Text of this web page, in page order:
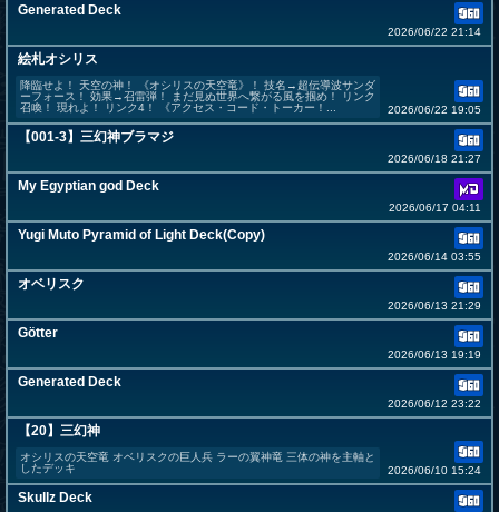
Generated Deck
2026/06/22 21:14
絵札オシリス
降臨せよ！ 天空の神！ 《オシリスの天空竜》！ 技名→超伝導波サンダ
ーフォース！ 効果→召雷弾！ まだ見ぬ世界へ繋がる風を掴め！ リンク
召喚！ 現れよ！ リンク4！ 《アクセス・コード・トーカー！...
2026/06/22 19:05
【001-3】三幻神ブラマジ
2026/06/18 21:27
My Egyptian god Deck
2026/06/17 04:11
Yugi Muto Pyramid of Light Deck(Copy)
2026/06/14 03:55
オベリスク
2026/06/13 21:29
Götter
2026/06/13 19:19
Generated Deck
2026/06/12 23:22
【20】三幻神
オシリスの天空竜 オベリスクの巨人兵 ラーの翼神竜 三体の神を主軸と
したデッキ
2026/06/10 15:24
Skullz Deck